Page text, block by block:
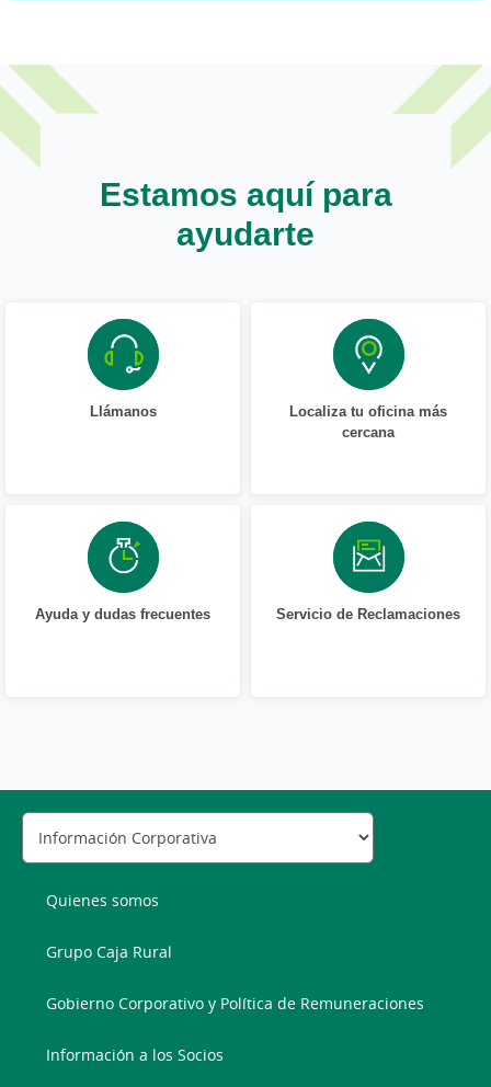
Estamos aquí para
ayudarte
Llámanos
Localiza tu oficina más
cercana
Ayuda y dudas frecuentes Servicio de Reclamaciones
Quienes somos
Grupo Caja Rural
Gobierno Corporativo y Política de Remuneraciones
Información a los Socios